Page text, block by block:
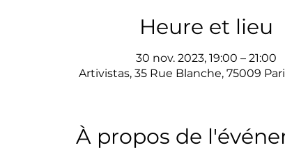
Heure et lieu
30 nov. 2023, 19:00 – 21:00
Artivistas, 35 Rue Blanche, 75009
À propos de